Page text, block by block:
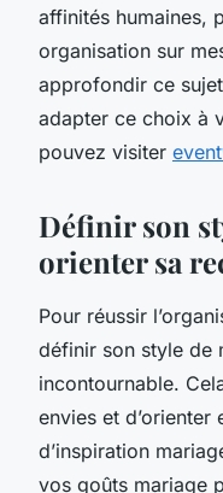
affinités humaines,
organisation sur
approfondir ce
adapter ce choix à
pouvez visiter
Définir son
orienter sa
Pour réussir
définir son style de
incontournable.
envies et
d’inspiration
vos goûts mariage